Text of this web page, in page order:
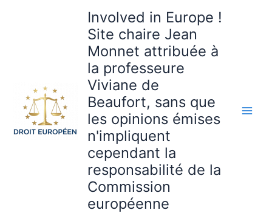
Involved in Europe !
Site chaire Jean
Monnet attribuée à
la professeure
Viviane de
Beaufort, sans que
les opinions émises
n'impliquent
cependant la
responsabilité de la
Commission
européenne